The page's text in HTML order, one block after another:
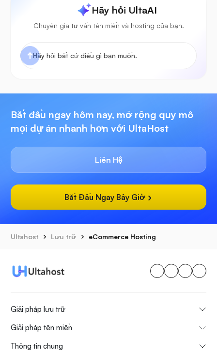
Hãy hỏi UltaAI
Chuyên gia tư vấn tên miền và hosting của bạn.
Bắt đầu ngay hôm nay, mở rộng quy mô
mọi dự án nhanh hơn với UltaHost
Liên Hệ
Bắt Đầu Ngay Bây Giờ
Ultahost Lưu trữ eCommerce Hosting
Giải pháp lưu trữ
Giải pháp tên miền
Thông tin chung